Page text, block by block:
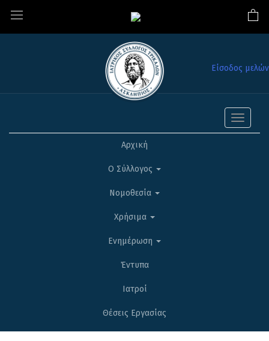
Είσοδος μελών
Toggle
Αρχική
Ο Σύλλογος
Νομοθεσία
Χρήσιμα
Ενημέρωση
Έντυπα
Ιατροί
Θέσεις Εργασίας